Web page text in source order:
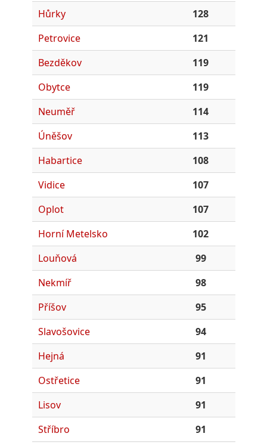
Hůrky
128
Petrovice
121
Bezděkov
119
Obytce
119
Neuměř
114
Úněšov
113
Habartice
108
Vidice
107
Oplot
107
Horní Metelsko
102
Louňová
99
Nekmíř
98
Příšov
95
Slavošovice
94
Hejná
91
Ostřetice
91
Lisov
91
Stříbro
91